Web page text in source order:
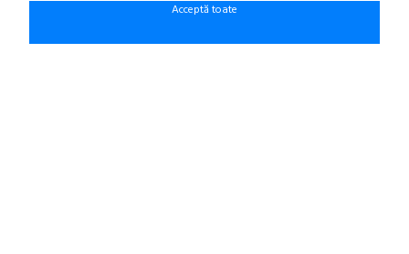
Acceptă toate
(zona semafoare Institut)